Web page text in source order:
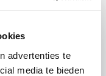
advertenties te
media te bieden
of
je jouw
inzet,
en effect.